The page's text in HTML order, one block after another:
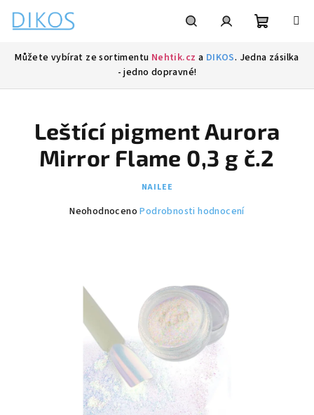
obsah
Můžete vybírat ze sortimentu Nehtik.cz a DIKOS. Jedna zásilka
- jedno dopravné!
Leštící pigment Aurora
Mirror Flame 0,3 g č.2
NAILEE
Průměrné
hvězdiček.
Neohodnoceno Podrobnosti hodnocení